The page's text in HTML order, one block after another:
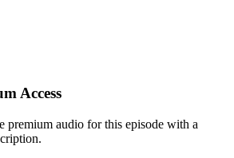
Access
premium audio for this episode with a